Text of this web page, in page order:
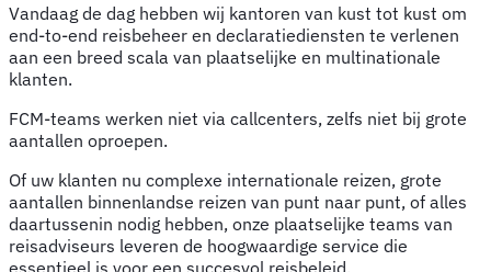
Vandaag de dag hebben wij kantoren van kust tot kust om
end-to-end reisbeheer en declaratiediensten te verlenen
aan een breed scala van plaatselijke en multinationale
klanten.
FCM-teams werken niet via callcenters, zelfs niet bij grote
aantallen oproepen.
Of uw klanten nu complexe internationale reizen, grote
aantallen binnenlandse reizen van punt naar punt, of alles
daartussenin nodig hebben, onze plaatselijke teams van
reisadviseurs leveren de hoogwaardige service die
essentieel is voor een succesvol reisbeleid.